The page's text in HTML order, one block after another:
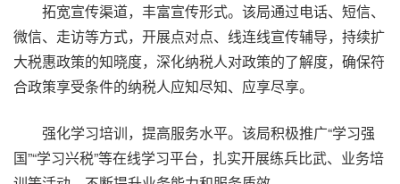
拓宽宣传渠道，丰富宣传形式。该局通过电话、短信、
微信、走访等方式，开展点对点、线连线宣传辅导，持续扩
大税惠政策的知晓度，深化纳税人对政策的了解度，确保符
合政策享受条件的纳税人应知尽知、应享尽享。
强化学习培训，提高服务水平。该局积极推广“学习强
国”“学习兴税”等在线学习平台，扎实开展练兵比武、业务培